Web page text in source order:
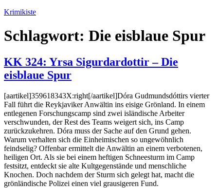
Zum
springen
Krimikiste
Schlagwort: Die eisblaue Spur
KK 324: Yrsa Sigurdardottir – Die
eisblaue Spur
[aartikel]359618343X:right[/aartikel]Dóra Gudmundsdóttirs vierter
Fall führt die Reykjaviker Anwältin ins eisige Grönland. In einem
entlegenen Forschungscamp sind zwei isländische Arbeiter
verschwunden, der Rest des Teams weigert sich, ins Camp
zurückzukehren. Dóra muss der Sache auf den Grund gehen.
Warum verhalten sich die Einheimischen so ungewöhnlich
feindselig? Offenbar ermittelt die Anwältin an einem verbotenen,
heiligen Ort. Als sie bei einem heftigen Schneesturm im Camp
festsitzt, entdeckt sie alte Kultgegenstände und menschliche
Knochen. Doch nachdem der Sturm sich gelegt hat, macht die
grönländische Polizei einen viel grausigeren Fund.